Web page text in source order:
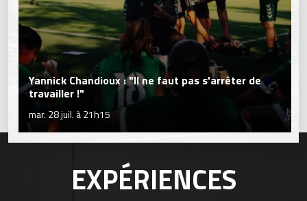
Yannick Chandioux : "Il ne faut pas s'arrêter de
travailler !"
mar. 28 juil. à 21h15
EXPÉRIENCES